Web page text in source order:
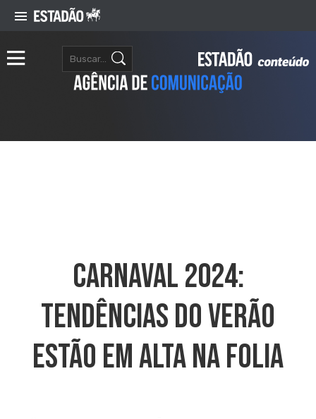
Carnaval 2024:
Tendências Do Verão
Estão Em Alta Na Folia